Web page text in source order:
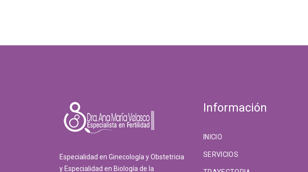
Especialidad en Ginecología y Obstetricia
y Especialidad en Biología de la
Información
INICIO
SERVICIOS